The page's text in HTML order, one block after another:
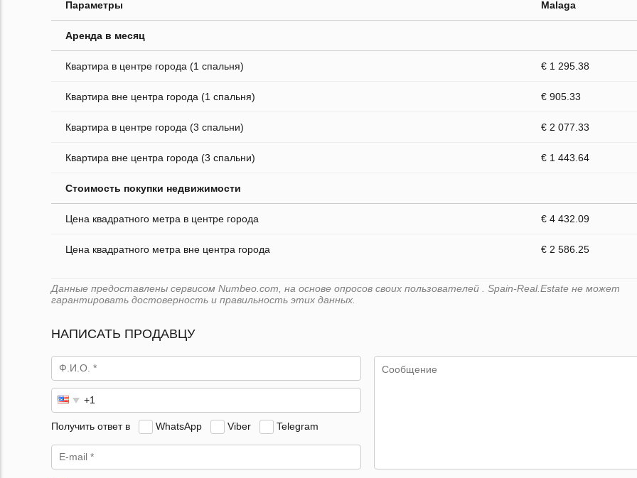
Параметры Malaga
Аренда в месяц
Квартира в центре города (1 спальня) € 1 295.38
Квартира вне центра города (1 спальня) € 905.33
Квартира в центре города (3 спальни) € 2 077.33
Квартира вне центра города (3 спальни) € 1 443.64
Стоимость покупки недвижимости
Цена квадратного метра в центре города € 4 432.09
Цена квадратного метра вне центра города € 2 586.25
Данные предоставлены сервисом Numbeo.com, на основе опросов своих пользователей . Spain-Real.Estate не может
гарантировать достоверность и правильность этих данных.
НАПИСАТЬ ПРОДАВЦУ
Получить ответ в WhatsApp Viber Telegram